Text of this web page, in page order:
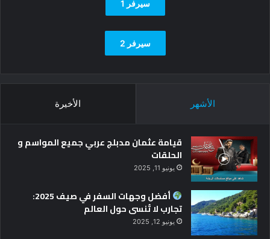
سيرفر 1
سيرفر 2
الأشهر الأخيرة
قيامة عثمان مدبلج عربي جميع المواسم و
الحلقات
يونيو 11, 2025
أفضل وجهات السفر في صيف 2025:
تجارب لا تُنسى حول العالم
يونيو 12, 2025